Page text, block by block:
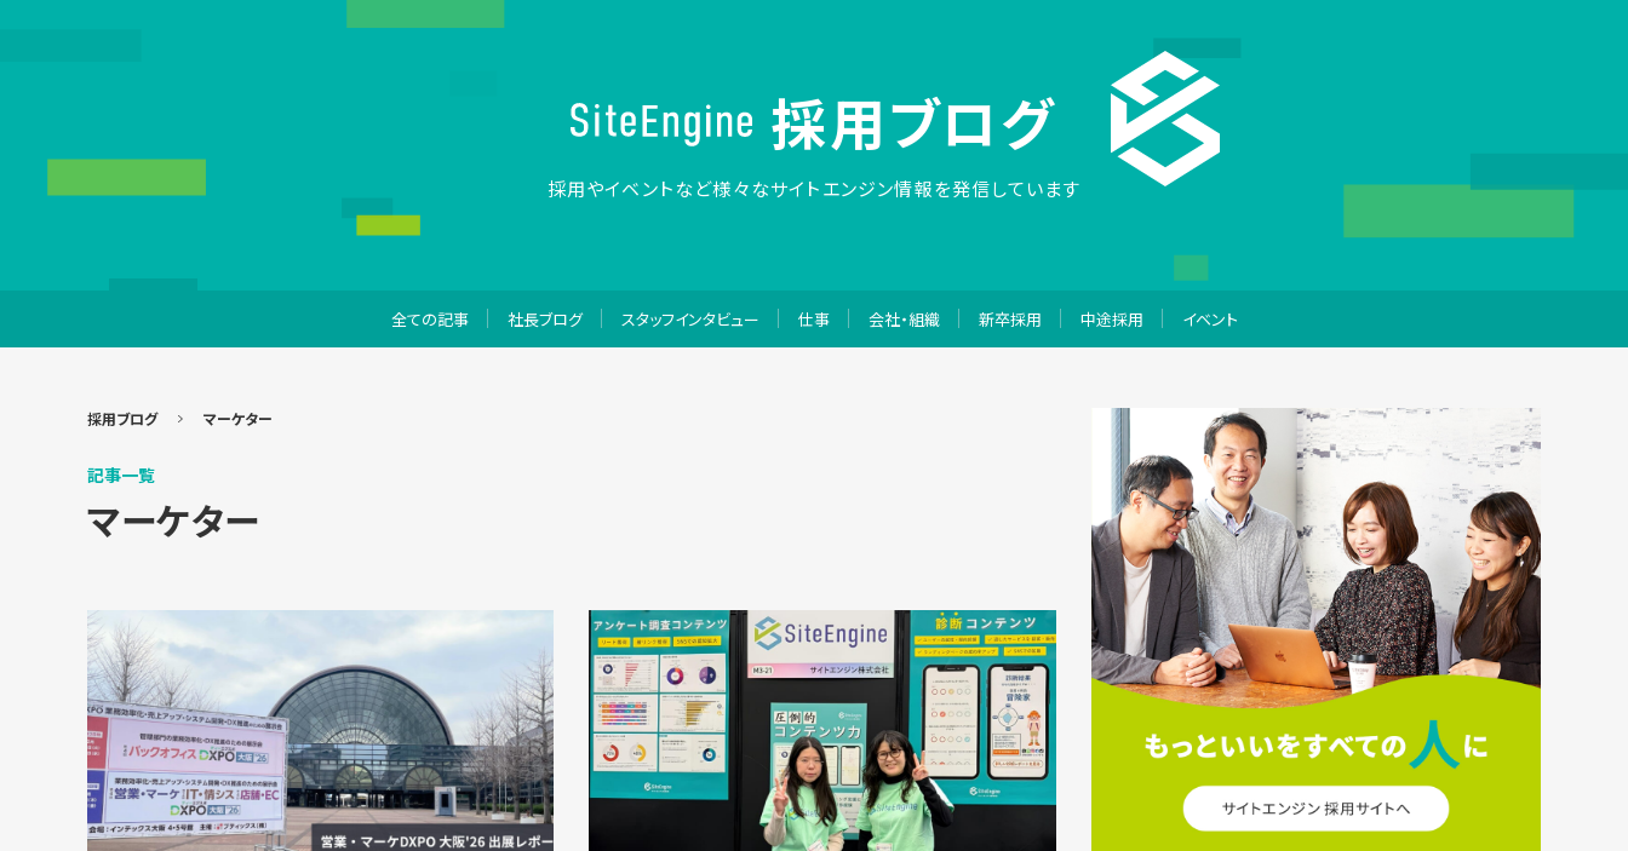
採用ブログ
採用やイベントなど様々なサイトエンジン情報を発信しています
全ての記事 社長ブログ スタッフインタビュー 仕事 会社・組織 新卒採用 中途採用 イベント
採用ブログ マーケター
記事一覧
マーケター